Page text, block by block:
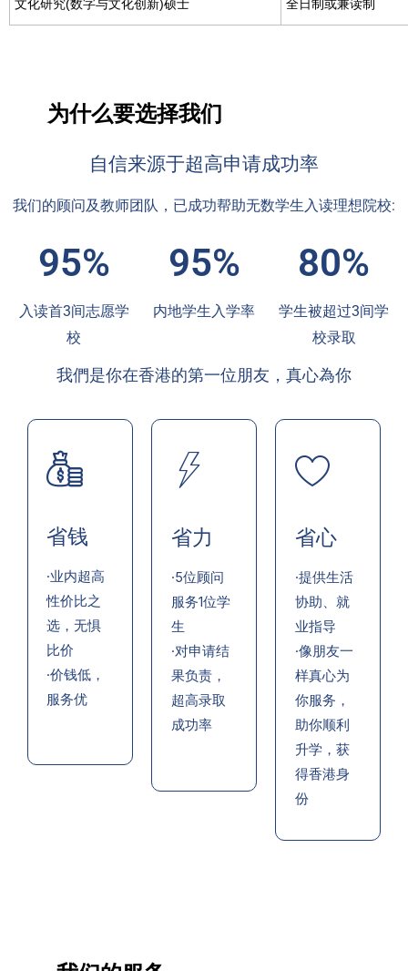
文化研究(数字与文化创新)硕士 全日制或兼读制
为什么要选择我们
自信来源于超高申请成功率
我们的顾问及教师团队，已成功帮助无数学生入读理想院校:
95%
入读首3间志愿学
校
95%
内地学生入学率
80%
学生被超过3间学
校录取
我們是你在香港的第一位朋友，真心為你
省钱
·业内超高
性价比之
选，无惧
比价
·价钱低，
服务优
省力
·5位顾问
服务1位学
生
·对申请结
果负责，
超高录取
成功率
省心
·提供生活
协助、就
业指导
·像朋友一
样真心为
你服务，
助你顺利
升学，获
得香港身
份